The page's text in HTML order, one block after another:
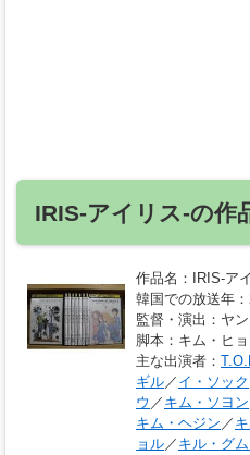
IRIS-アイリス-の作
作品名 ：IRIS-ア
韓国での放送年
監督・演出 ：ヤ
脚本 ：キム・ヒ
主な出演者 ：
ギル／ イ・ソック
ウ ／ キム・ソヨン
キム・ヘジン ／
ョル／ キル・グ